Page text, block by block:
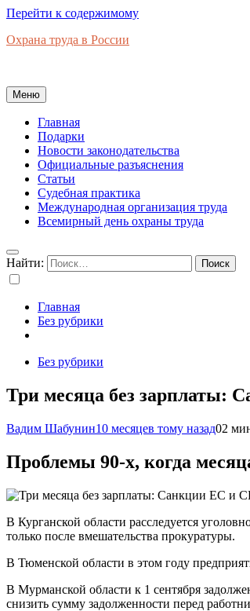
Перейти к содержимому
Охрана труда в России
Меню
Главная
Подарки
Новости законодательства
Официальные разъяснения
Статьи
Судебная практика
Международная организация труда
Всемирный день охраны труда
Найти:
Главная
Без рубрики
Без рубрики
Три месяца без зарплаты:
Вадим Шабунин10 месяцев тому назад02
Проблемы 90-х, когда
В Курганской области расследуется
только после вмешательства прокуратуры.
В Тюменской области в этом году
В Мурманской области к 1 сентября
снизить сумму задолженности перед